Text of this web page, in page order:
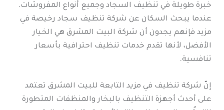
خبرة طويلة في تنظيف السجاد وجميع أنواع المفروشات.
عندما يبحث السكان عن شركة تنظيف سجاد رخيصة في
مزيد فإنهم يجدون أن شركة البيت المشرق هي الخيار
الأفضل، لأنها تقدم خدمات تنظيف احترافية بأسعار
تنافسية.
إنّ شركة تنظيف في مزيد التابعة للبيت المشرق تعتمد
على أحدث أجهزة التنظيف بالبخار والمنظفات المتطورة